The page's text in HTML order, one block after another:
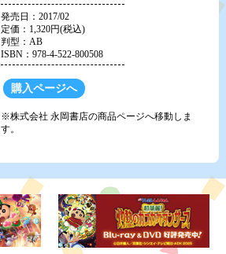
発売日：2017/02
定価：1,320円(税込)
判型：AB
ISBN：978-4-522-800508
購入ページへ
※株式会社 永岡書店の商品ページへ移動しま
す。